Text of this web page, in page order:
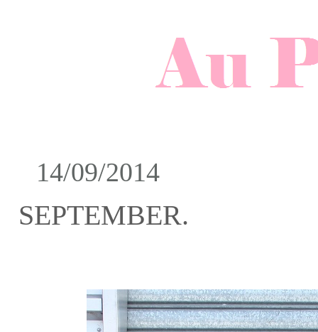
14/09/2014
SEPTEMBER.